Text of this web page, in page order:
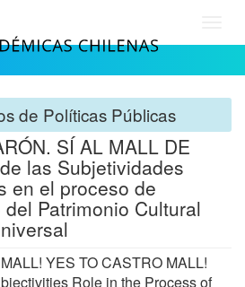
de Políticas Públicas
SÍ AL MALL DE
las Subjetividades
en el proceso de
Patrimonio Cultural
YES TO CASTRO MALL!
Role in the Process of